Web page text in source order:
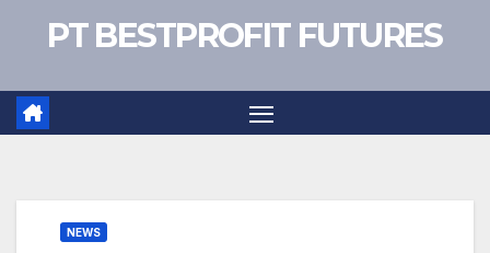
PT BESTPROFIT FUTURES
NEWS